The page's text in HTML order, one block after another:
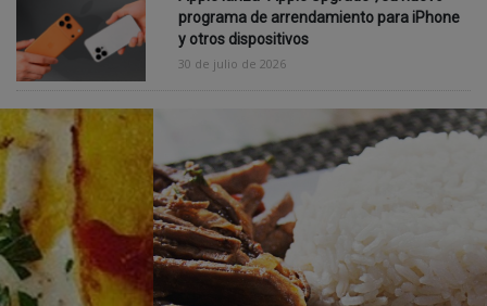
programa de arrendamiento para iPhone
y otros dispositivos
30 de julio de 2026